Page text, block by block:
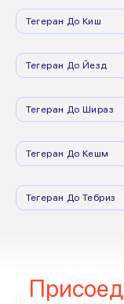
Тегеран До Киш
Тегеран До Йезд
Тегеран До Шираз
Тегеран До Кешм
Тегеран До Тебриз